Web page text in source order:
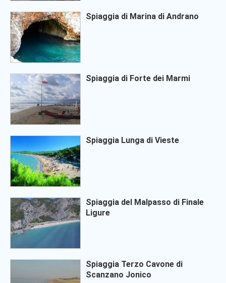
Spiaggia di Marina di Andrano
Spiaggia di Forte dei Marmi
Spiaggia Lunga di Vieste
Spiaggia del Malpasso di Finale
Ligure
Spiaggia Terzo Cavone di
Scanzano Jonico